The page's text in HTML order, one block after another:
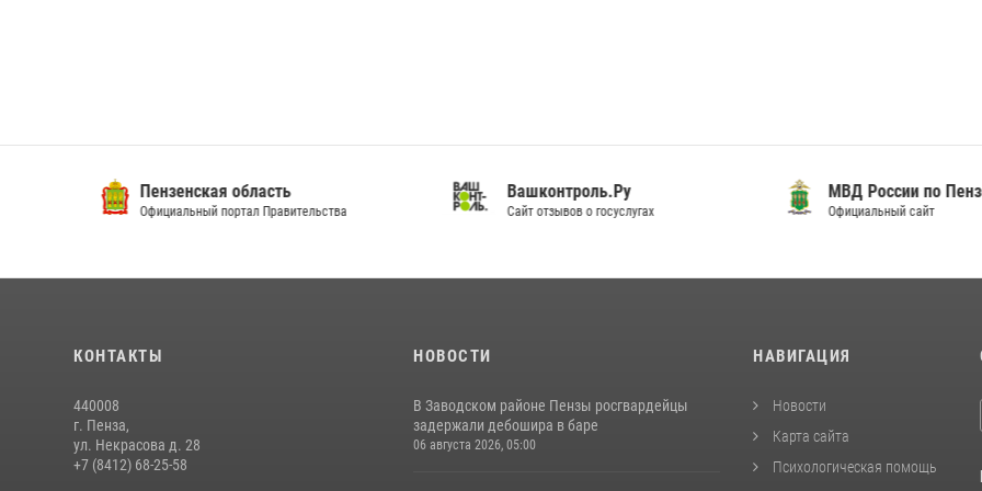
Пензенская область
Официальный портал Правительства
Вашконтроль.Ру
Сайт отзывов о госуслугах
МВД России по
Официальный сайт
КОНТАКТЫ
440008
г. Пенза,
ул. Некрасова д. 28
+7 (8412) 68-25-58
НОВОСТИ
В Заводском районе Пензы росгвардейцы
задержали дебошира в баре
06 августа 2026, 05:00
НАВИГАЦИЯ
Новости
Карта сайта
Психологическая помощь